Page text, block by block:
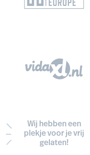
Wij hebben een
plekje voor je vrij
gelaten!